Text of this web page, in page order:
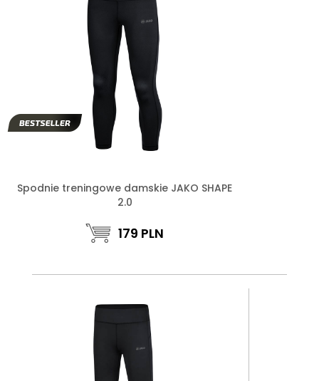
Spodnie treningowe damskie JAKO SHAPE
2.0
179 PLN